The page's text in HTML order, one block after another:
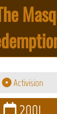
Activision
2001